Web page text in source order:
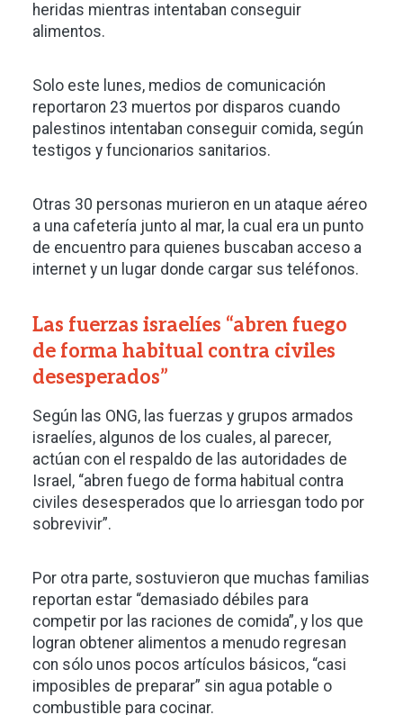
heridas mientras intentaban conseguir
alimentos.
Solo este lunes, medios de comunicación
reportaron 23 muertos por disparos cuando
palestinos intentaban conseguir comida, según
testigos y funcionarios sanitarios.
Otras 30 personas murieron en un ataque aéreo
a una cafetería junto al mar, la cual era un punto
de encuentro para quienes buscaban acceso a
internet y un lugar donde cargar sus teléfonos.
Las fuerzas israelíes “abren fuego
de forma habitual contra civiles
desesperados”
Según las ONG, las fuerzas y grupos armados
israelíes, algunos de los cuales, al parecer,
actúan con el respaldo de las autoridades de
Israel, “abren fuego de forma habitual contra
civiles desesperados que lo arriesgan todo por
sobrevivir”.
Por otra parte, sostuvieron que muchas familias
reportan estar “demasiado débiles para
competir por las raciones de comida”, y los que
logran obtener alimentos a menudo regresan
con sólo unos pocos artículos básicos, “casi
imposibles de preparar” sin agua potable o
combustible para cocinar.